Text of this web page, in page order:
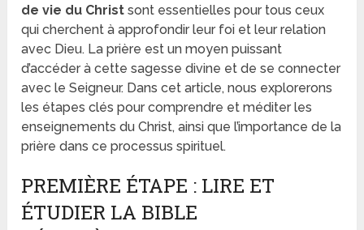
de vie du Christ sont essentielles pour tous ceux
qui cherchent à approfondir leur foi et leur relation
avec Dieu. La prière est un moyen puissant
d’accéder à cette sagesse divine et de se connecter
avec le Seigneur. Dans cet article, nous explorerons
les étapes clés pour comprendre et méditer les
enseignements du Christ, ainsi que l’importance de la
prière dans ce processus spirituel.
PREMIÈRE ÉTAPE : LIRE ET
ÉTUDIER LA BIBLE